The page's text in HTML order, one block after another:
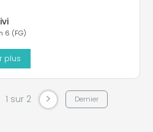
6 (FG)
plus
1 sur 2 > Dernier